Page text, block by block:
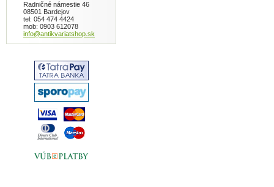
Radničné námestie 46
08501 Bardejov
tel: 054 474 4424
mob: 0903 612078
info@antikvariatshop.sk